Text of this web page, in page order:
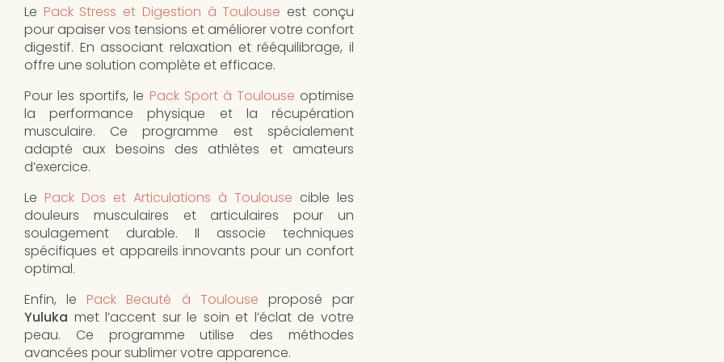
Le Pack Stress et Digestion à Toulouse est conçu
pour apaiser vos tensions et améliorer votre confort
digestif. En associant relaxation et rééquilibrage, il
offre une solution complète et efficace.
Pour les sportifs, le Pack Sport à Toulouse optimise
la performance physique et la récupération
musculaire. Ce programme est spécialement
adapté aux besoins des athlètes et amateurs
d’exercice.
Le Pack Dos et Articulations à Toulouse cible les
douleurs musculaires et articulaires pour un
soulagement durable. Il associe techniques
spécifiques et appareils innovants pour un confort
optimal.
Enfin, le Pack Beauté à Toulouse proposé par
Yuluka met l’accent sur le soin et l’éclat de votre
peau. Ce programme utilise des méthodes
avancées pour sublimer votre apparence.